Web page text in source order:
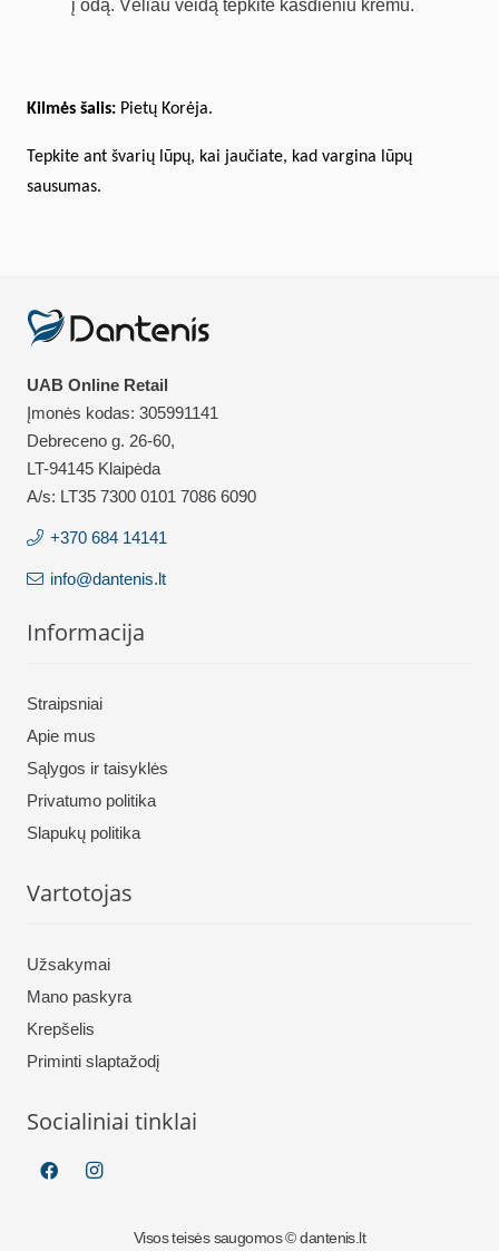
į odą. Vėliau veidą tepkite kasdieniu kremu.
Kilmės šalis: Pietų Korėja.
Tepkite ant švarių lūpų, kai jaučiate, kad vargina lūpų
sausumas.
UAB Online Retail
Įmonės kodas: 305991141
Debreceno g. 26-60,
LT-94145 Klaipėda
A/s: LT35 7300 0101 7086 6090
+370 684 14141
info@dantenis.lt
Informacija
Straipsniai
Apie mus
Sąlygos ir taisyklės
Privatumo politika
Slapukų politika
Vartotojas
Užsakymai
Mano paskyra
Krepšelis
Priminti slaptažodį
Socialiniai tinklai
Visos teisės saugomos © dantenis.lt